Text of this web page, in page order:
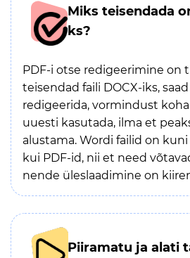
Miks teisendada
ks?
PDF-i otse redigeerimine on
teisendad faili DOCX-iks,
redigeerida, vormindust
uuesti kasutada, ilma et
alustama. Wordi failid on kuni
kui PDF-id, nii et need
nende üleslaadimine on
Piiramatu ja alati